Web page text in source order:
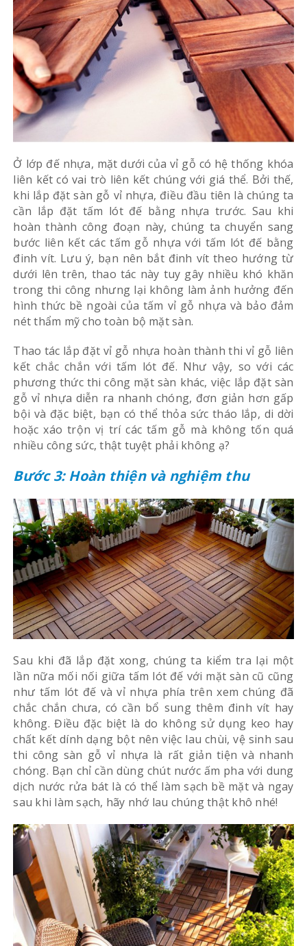
Ở lớp đế nhựa, mặt dưới của vỉ gỗ có hệ thống khóa
liên kết có vai trò liên kết chúng với giá thể. Bởi thế,
khi lắp đặt sàn gỗ vỉ nhựa, điều đầu tiên là chúng ta
cần lắp đặt tấm lót đế bằng nhựa trước. Sau khi
hoàn thành công đoạn này, chúng ta chuyển sang
bước liên kết các tấm gỗ nhựa với tấm lót đế bằng
đinh vít. Lưu ý, bạn nên bắt đinh vít theo hướng từ
dưới lên trên, thao tác này tuy gây nhiều khó khăn
trong thi công nhưng lại không làm ảnh hưởng đến
hình thức bề ngoài của tấm vỉ gỗ nhựa và bảo đảm
nét thẩm mỹ cho toàn bộ mặt sàn.
Thao tác lắp đặt vỉ gỗ nhựa hoàn thành thi vỉ gỗ liên
kết chắc chắn với tấm lót đế. Như vậy, so với các
phương thức thi công mặt sàn khác, việc lắp đặt sàn
gỗ vỉ nhựa diễn ra nhanh chóng, đơn giản hơn gấp
bội và đặc biệt, bạn có thể thỏa sức tháo lắp, di dời
hoặc xáo trộn vị trí các tấm gỗ mà không tốn quá
nhiều công sức, thật tuyệt phải không ạ?
Bước 3: Hoàn thiện và nghiệm thu
Sau khi đã lắp đặt xong, chúng ta kiểm tra lại một
lần nữa mối nối giữa tấm lót đế với mặt sàn cũ cũng
như tấm lót đế và vỉ nhựa phía trên xem chúng đã
chắc chắn chưa, có cần bổ sung thêm đinh vít hay
không. Điều đặc biệt là do không sử dụng keo hay
chất kết dính dạng bột nên việc lau chùi, vệ sinh sau
thi công sàn gỗ vỉ nhựa là rất giản tiện và nhanh
chóng. Bạn chỉ cần dùng chút nước ấm pha với dung
dịch nước rửa bát là có thể làm sạch bề mặt và ngay
sau khi làm sạch, hãy nhớ lau chúng thật khô nhé!